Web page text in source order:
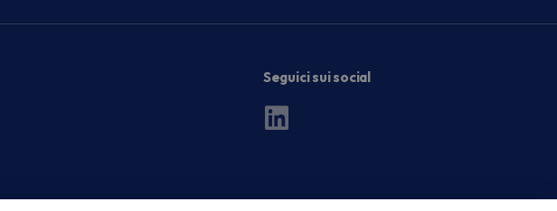
Seguici sui social